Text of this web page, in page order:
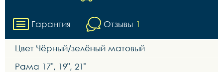
Гарантия Отзывы 1
Цвет Чёрный/зелёный матовый
Рама 17", 19", 21"